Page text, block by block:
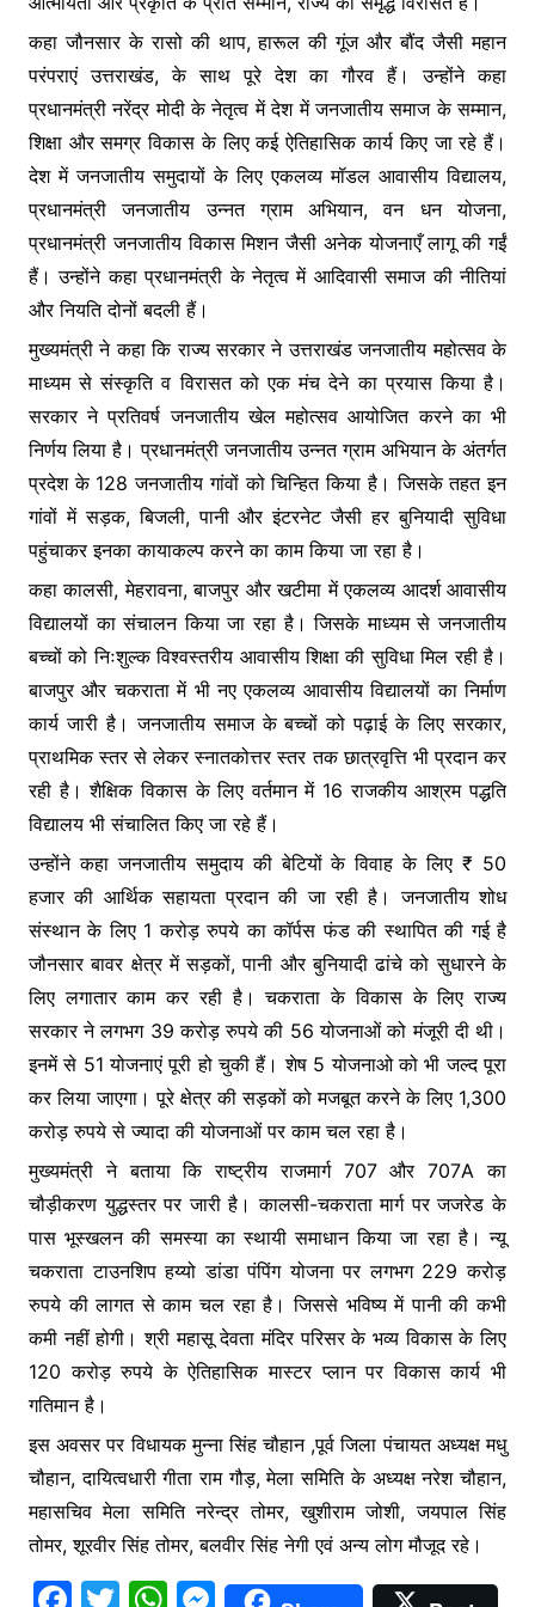
कहा जौनसार के रासो की थाप, हारूल की गूंज और बौंद जैसी महान
परंपराएं उत्तराखंड, के साथ पूरे देश का गौरव हैं। उन्होंने कहा
प्रधानमंत्री नरेंद्र मोदी के नेतृत्व में देश में जनजातीय समाज के सम्मान,
शिक्षा और समग्र विकास के लिए कई ऐतिहासिक कार्य किए जा रहे हैं।
देश में जनजातीय समुदायों के लिए एकलव्य मॉडल आवासीय विद्यालय,
प्रधानमंत्री जनजातीय उन्नत ग्राम अभियान, वन धन योजना,
प्रधानमंत्री जनजातीय विकास मिशन जैसी अनेक योजनाएँ लागू की गईं
हैं। उन्होंने कहा प्रधानमंत्री के नेतृत्व में आदिवासी समाज की नीतियां
और नियति दोनों बदली हैं।
मुख्यमंत्री ने कहा कि राज्य सरकार ने उत्तराखंड जनजातीय महोत्सव के
माध्यम से संस्कृति व विरासत को एक मंच देने का प्रयास किया है।
सरकार ने प्रतिवर्ष जनजातीय खेल महोत्सव आयोजित करने का भी
निर्णय लिया है। प्रधानमंत्री जनजातीय उन्नत ग्राम अभियान के अंतर्गत
प्रदेश के 128 जनजातीय गांवों को चिन्हित किया है। जिसके तहत इन
गांवों में सड़क, बिजली, पानी और इंटरनेट जैसी हर बुनियादी सुविधा
पहुंचाकर इनका कायाकल्प करने का काम किया जा रहा है।
कहा कालसी, मेहरावना, बाजपुर और खटीमा में एकलव्य आदर्श आवासीय
विद्यालयों का संचालन किया जा रहा है। जिसके माध्यम से जनजातीय
बच्चों को निःशुल्क विश्वस्तरीय आवासीय शिक्षा की सुविधा मिल रही है।
बाजपुर और चकराता में भी नए एकलव्य आवासीय विद्यालयों का निर्माण
कार्य जारी है। जनजातीय समाज के बच्चों को पढ़ाई के लिए सरकार,
प्राथमिक स्तर से लेकर स्नातकोत्तर स्तर तक छात्रवृत्ति भी प्रदान कर
रही है। शैक्षिक विकास के लिए वर्तमान में 16 राजकीय आश्रम पद्धति
विद्यालय भी संचालित किए जा रहे हैं।
उन्होंने कहा जनजातीय समुदाय की बेटियों के विवाह के लिए ₹ 50
हजार की आर्थिक सहायता प्रदान की जा रही है। जनजातीय शोध
संस्थान के लिए 1 करोड़ रुपये का कॉर्पस फंड की स्थापित की गई है
जौनसार बावर क्षेत्र में सड़कों, पानी और बुनियादी ढांचे को सुधारने के
लिए लगातार काम कर रही है। चकराता के विकास के लिए राज्य
सरकार ने लगभग 39 करोड़ रुपये की 56 योजनाओं को मंजूरी दी थी।
इनमें से 51 योजनाएं पूरी हो चुकी हैं। शेष 5 योजनाओ को भी जल्द पूरा
कर लिया जाएगा। पूरे क्षेत्र की सड़कों को मजबूत करने के लिए 1,300
करोड़ रुपये से ज्यादा की योजनाओं पर काम चल रहा है।
मुख्यमंत्री ने बताया कि राष्ट्रीय राजमार्ग 707 और 707A का
चौड़ीकरण युद्धस्तर पर जारी है। कालसी-चकराता मार्ग पर जजरेड के
पास भूस्खलन की समस्या का स्थायी समाधान किया जा रहा है। न्यू
चकराता टाउनशिप हय्यो डांडा पंपिंग योजना पर लगभग 229 करोड़
रुपये की लागत से काम चल रहा है। जिससे भविष्य में पानी की कभी
कमी नहीं होगी। श्री महासू देवता मंदिर परिसर के भव्य विकास के लिए
120 करोड़ रुपये के ऐतिहासिक मास्टर प्लान पर विकास कार्य भी
गतिमान है।
इस अवसर पर विधायक मुन्ना सिंह चौहान ,पूर्व जिला पंचायत अध्यक्ष मधु
चौहान, दायित्वधारी गीता राम गौड़, मेला समिति के अध्यक्ष नरेश चौहान,
महासचिव मेला समिति नरेन्द्र तोमर, खुशीराम जोशी, जयपाल सिंह
तोमर, शूरवीर सिंह तोमर, बलवीर सिंह नेगी एवं अन्य लोग मौजूद रहे।